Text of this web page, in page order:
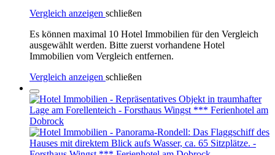
Vergleich anzeigen schließen
Es können maximal 10 Hotel Immobilien für den Vergleich
ausgewählt werden. Bitte zuerst vorhandene Hotel
Immobilien vom Vergleich entfernen.
Vergleich anzeigen schließen